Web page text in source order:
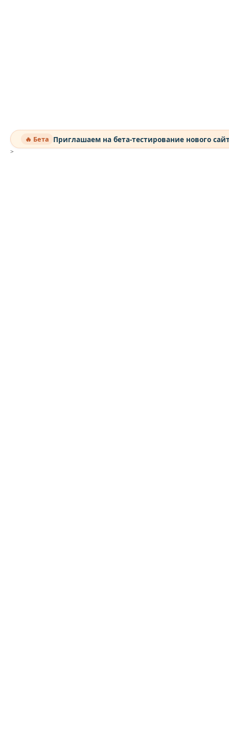
🔥 Бета Приглашаем на бета-тестирование нового
>